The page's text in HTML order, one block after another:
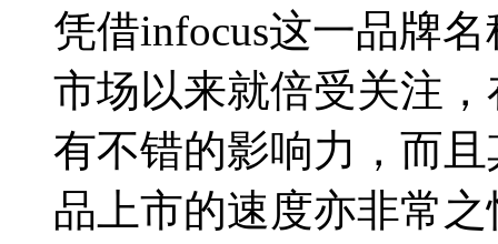
凭借infocus这一品牌
市场以来就倍受关注
有不错的影响力，而
品上市的速度亦非常之